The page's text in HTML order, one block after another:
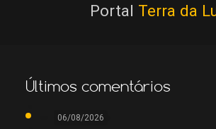
Portal Terra da
Últimos comentários
06/08/2026